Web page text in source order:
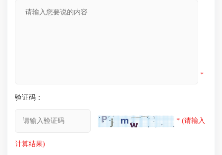
*
验证码：
* (请输入
计算结果)